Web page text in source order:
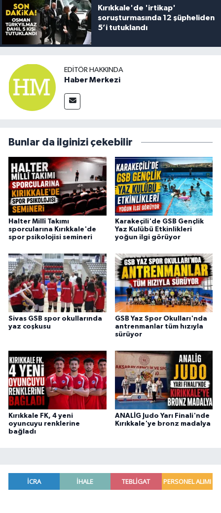
Kırıkkale'de 'irtikap'
soruşturmasında 12 şüpheliden
5’i tutuklandı
EDITÖR HAKKINDA
Haber Merkezi
Bunlar da ilginizi çekebilir
Halter Millî Takımı
sporcularına Kırıkkale'de
spor psikolojisi semineri
Karakeçili'de GSB Gençlik
Yaz Kulübü Etkinlikleri
yoğun ilgi görüyor
Sivas GSB spor okullarında
yaz coşkusu
GSB Yaz Spor Okulları'nda
antrenmanlar tüm hızıyla
sürüyor
Kırıkkale FK, 4 yeni
oyuncuyu renklerine
bağladı
ANALİG Judo Yarı Finali'nde
Kırıkkale'ye bronz madalya